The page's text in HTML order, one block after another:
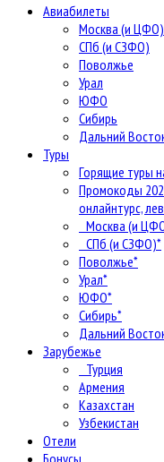
Авиабилеты
Москва (и ЦФО)
СПб (и СЗФО)
Поволжье
Урал
ЮФО
Сибирь
Дальний
Туры
Горящие туры
Промокоды
онлайнтурс,
Москва (и
СПб (и СЗФО)*
Поволжье*
Урал*
ЮФО*
Сибирь*
Дальний
Зарубежье
Турция
Армения
Казахстан
Узбекистан
Отели
Бонусы